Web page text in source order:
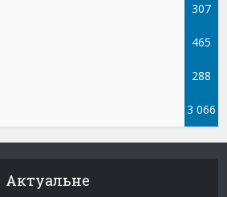
307
465
288
3 066
Актуальне